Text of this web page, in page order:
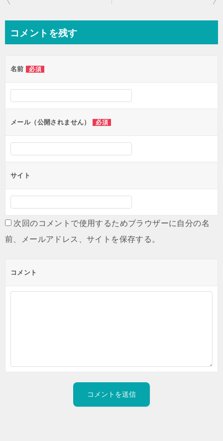
ビ
ー
シ
ン
コメントを残す
名前 必須
メール（公開されません） 必須
サイト
次回のコメントで使用するためブラウザーに自分の名
前、メールアドレス、サイトを保存する。
コメント